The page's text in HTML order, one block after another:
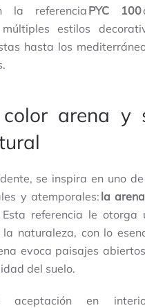
la referencia PYC 100
estilos
hasta los
arena y
se inspira en uno
y atemporales: la
Esta referencia le otorga
naturaleza, con lo
evoca paisajes
del suelo.
en